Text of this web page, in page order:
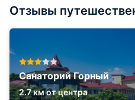
Отзывы
Санаторий Горный
2.7 км от центра